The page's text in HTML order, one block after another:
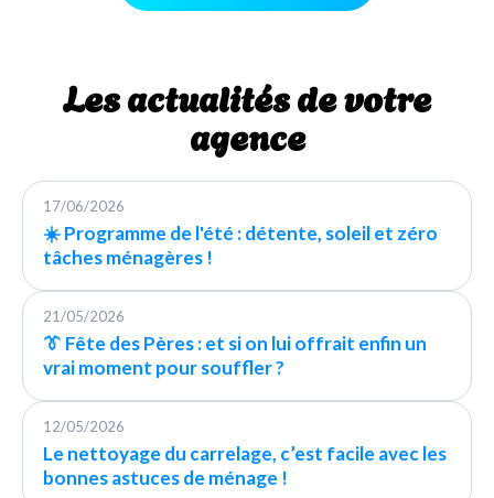
Les actualités de votre
agence
17/06/2026
☀️ Programme de l'été : détente, soleil et zéro
tâches ménagères !
21/05/2026
👔 Fête des Pères : et si on lui offrait enfin un
vrai moment pour souffler ?
12/05/2026
Le nettoyage du carrelage, c’est facile avec les
bonnes astuces de ménage !